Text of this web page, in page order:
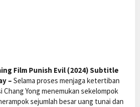
Film Punish Evil (2024) Subtitle
– Selama proses menjaga ketertiban
Chang Yong menemukan sekelompok
sejumlah besar uang tunai dan